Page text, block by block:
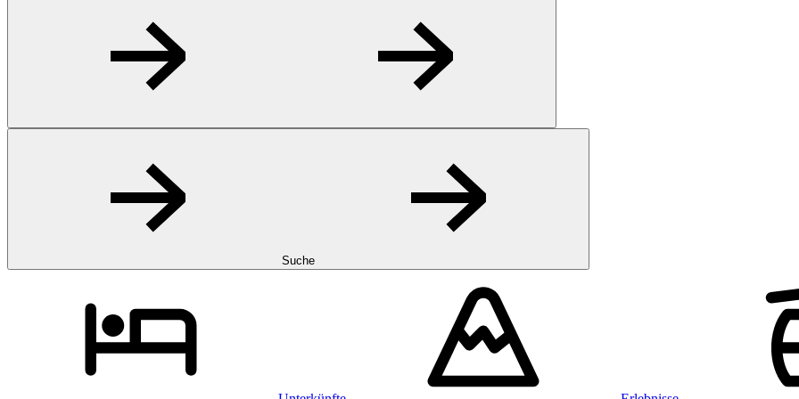
Suche